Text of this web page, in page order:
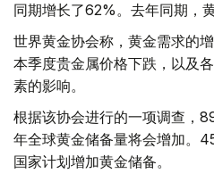
同期增长了62%。去年同期，
世界黄金协会称，黄金需求的
本季度贵金属价格下跌，以及
素的影响。
根据该协会进行的一项调查，
年全球黄金储备量将会增加。
国家计划增加黄金储备。